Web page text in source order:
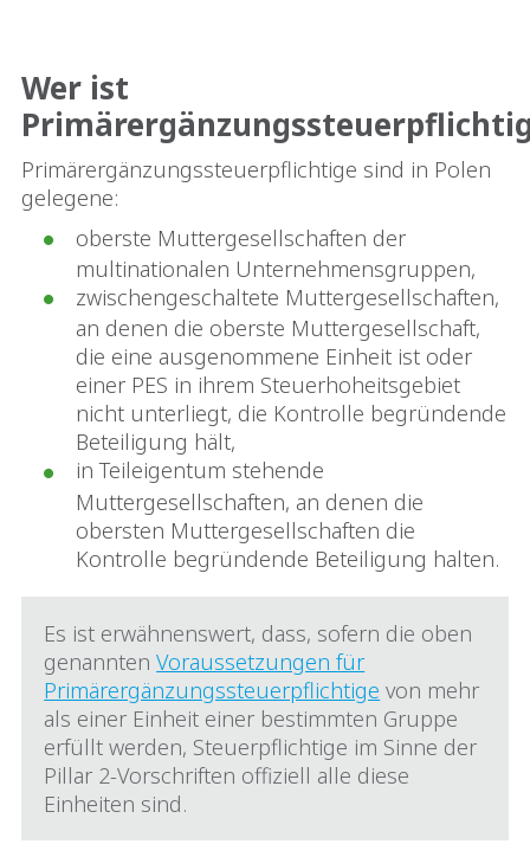
Wer ist
Primärergänzungssteuerpflichtige sind in Polen
gelegene:
oberste Muttergesellschaften der
multinationalen Unternehmensgruppen,
zwischengeschaltete Muttergesellschaften,
an denen die oberste Muttergesellschaft,
die eine ausgenommene Einheit ist oder
einer PES in ihrem Steuerhoheitsgebiet
nicht unterliegt, die Kontrolle begründende
Beteiligung hält,
in Teileigentum stehende
Muttergesellschaften, an denen die
obersten Muttergesellschaften die
Kontrolle begründende Beteiligung halten.
Es ist erwähnenswert, dass, sofern die oben
genanntenVoraussetzungen für
Primärergänzungssteuerpflichtige von mehr
als einer Einheit einer bestimmten Gruppe
erfüllt werden, Steuerpflichtige im Sinne der
Pillar 2-Vorschriften offiziell alle diese
Einheiten sind.